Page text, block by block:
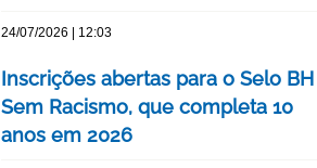
24/07/2026 | 12:03
Inscrições abertas para o Selo BH
Sem Racismo, que completa 10
anos em 2026